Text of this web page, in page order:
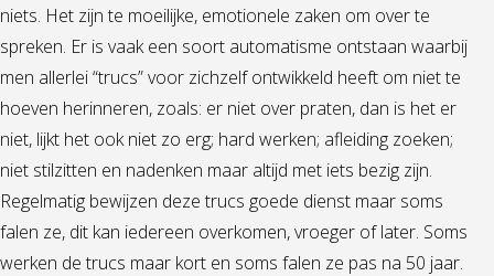
niets. Het zijn te moeilijke, emotionele zaken om over te
spreken. Er is vaak een soort automatisme ontstaan waarbij
men allerlei “trucs” voor zichzelf ontwikkeld heeft om niet te
hoeven herinneren, zoals: er niet over praten, dan is het er
niet, lijkt het ook niet zo erg; hard werken; afleiding zoeken;
niet stilzitten en nadenken maar altijd met iets bezig zijn.
Regelmatig bewijzen deze trucs goede dienst maar soms
falen ze, dit kan iedereen overkomen, vroeger of later. Soms
werken de trucs maar kort en soms falen ze pas na 50 jaar.